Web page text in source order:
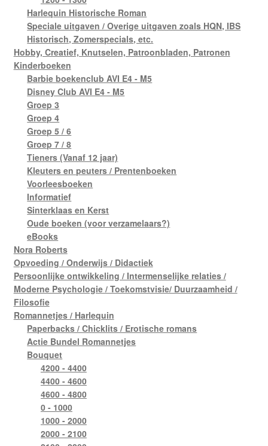
Harlequin Historische Roman
Speciale uitgaven / Overige uitgaven zoals HQN, IBS
Historisch, Zomerspecials, etc.
Hobby, Creatief, Knutselen, Patroonbladen, Patronen
Kinderboeken
Barbie boekenclub AVI E4 - M5
Disney Club AVI E4 - M5
Groep 3
Groep 4
Groep 5 / 6
Groep 7 / 8
Tieners (Vanaf 12 jaar)
Kleuters en peuters / Prentenboeken
Voorleesboeken
Informatief
Sinterklaas en Kerst
Oude boeken (voor verzamelaars?)
eBooks
Nora Roberts
Opvoeding / Onderwijs / Didactiek
Persoonlijke ontwikkeling / Intermenselijke relaties /
Moderne Psychologie / Toekomstvisie/ Duurzaamheid /
Filosofie
Romannetjes / Harlequin
Paperbacks / Chicklits / Erotische romans
Actie Bundel Romannetjes
Bouquet
4200 - 4400
4400 - 4600
4600 - 4800
0 - 1000
1000 - 2000
2000 - 2100